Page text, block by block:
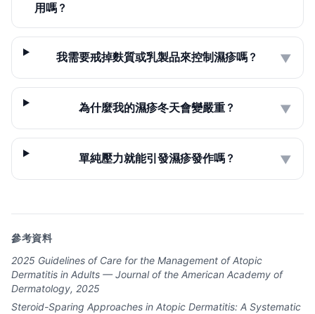
用嗎？
我需要戒掉麩質或乳製品來控制濕疹嗎？ ▼
為什麼我的濕疹冬天會變嚴重？ ▼
單純壓力就能引發濕疹發作嗎？ ▼
參考資料
2025 Guidelines of Care for the Management of Atopic
Dermatitis in Adults — Journal of the American Academy of
Dermatology, 2025
Steroid-Sparing Approaches in Atopic Dermatitis: A Systematic